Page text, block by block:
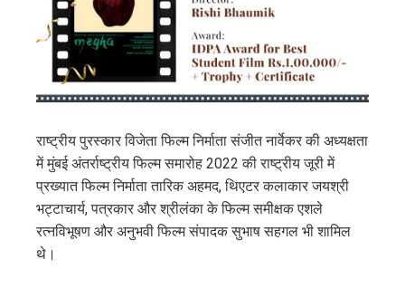
राष्ट्रीय पुरस्कार विजेता फिल्म निर्माता संजीत नार्वेकर की अध्यक्षता
में मुंबई अंतर्राष्ट्रीय फिल्म समारोह 2022 की राष्ट्रीय जूरी में
प्रख्यात फिल्म निर्माता तारिक अहमद, थिएटर कलाकार जयश्री
भट्टाचार्य, पत्रकार और श्रीलंका के फिल्म समीक्षक एशले
रत्नविभूषण और अनुभवी फिल्म संपादक सुभाष सहगल भी शामिल
थे।